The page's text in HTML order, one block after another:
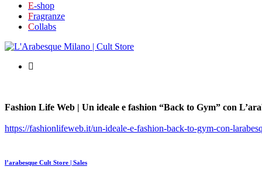
E-shop
Fragranze
Collabs
Fashion Life Web | Un ideale e fashion “Back to Gym” con
https://fashionlifeweb.it/un-ideale-e-fashion-back-to-gym-con-
l’arabesque Cult Store | Sales